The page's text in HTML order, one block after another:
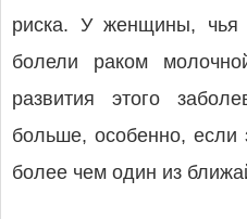
риска. У женщины, чья
болели раком
развития этого
больше, особенно, если
более чем один из